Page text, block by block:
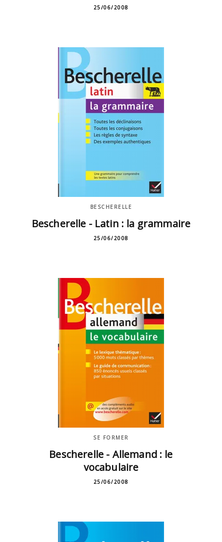
25/06/2008
BESCHERELLE
Bescherelle - Latin : la grammaire
25/06/2008
SE FORMER
Bescherelle - Allemand : le
vocabulaire
25/06/2008